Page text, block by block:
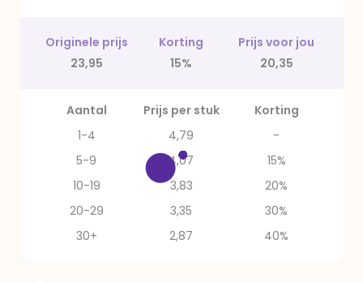
Originele prijs Korting
Prijs voor jou
23,95
15% 20,35
Aantal Prijs per stuk
Korting
1-4
4,79
-
5-9
4,07
15%
10-19
3,83
20%
20-29
3,35
30%
30+
2,87 40%